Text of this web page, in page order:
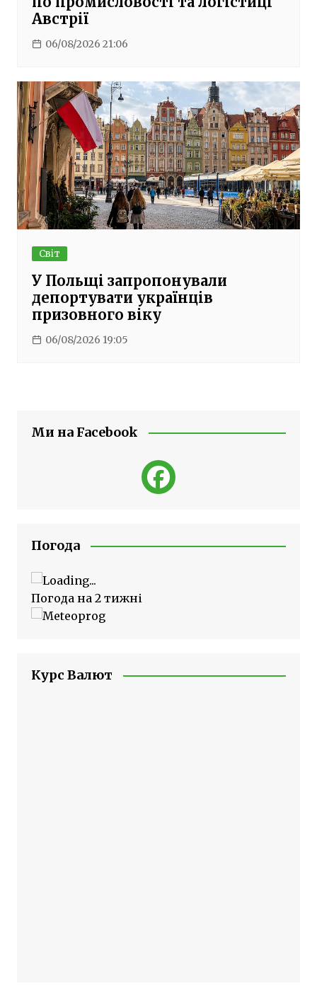
Австрії
06/08/2026 21:06
Світ
У Польщі запропонували
депортувати українців
призовного віку
06/08/2026 19:05
Ми на Facebook
Погода
Погода на 2 тижні
Курс Валют